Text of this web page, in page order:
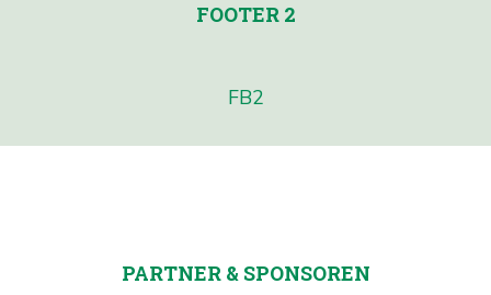
FOOTER 2
FB2
PARTNER & SPONSOREN